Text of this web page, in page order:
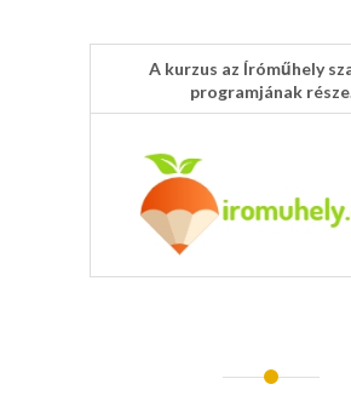
A kurzus az Íróműhely
programjának